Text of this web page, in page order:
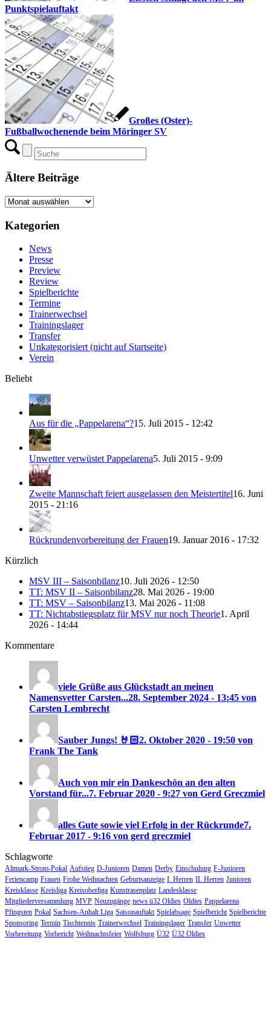
Punktspielauftakt
Großes (Oster)-
Fußballwochenende beim Möringer SV
Ältere Beiträge
Ältere
Kategorien
News
Presse
Preview
Review
Spielberichte
Termine
Trainerwechsel
Trainingslager
Transfer
Unkategorisiert (nicht auf Startseite)
Verein
Beliebt
Aus für die „Pappelarena“?15. Juli 2015 - 12:42
Unwetter verwüstet Pappelarena5. Juli 2015 - 9:09
Zweite Mannschaft feiert ausgelassen den Meistertitel16. Juni
2015 - 21:16
Rückrundenvorbereitung der Frauen19. Januar 2016 - 17:32
Kürzlich
MSV III – Saisonbilanz10. Juli 2026 - 12:50
TT: MSV II – Saisonbilanz28. Mai 2026 - 19:00
TT: MSV – Saisonbilanz13. Mai 2026 - 11:08
TT: Nichtabstiegsplatz für MSV nur noch Theorie1. April
2026 - 14:44
Kommentare
viele Grüße aus Glückstadt an meinen
Namensvetter Carsten...28. September 2024 - 13:45 von
Carsten Lembrecht
Sauber Jungs! 🤘🏻2. Oktober 2020 - 19:50 von
Frank The Tank
Auch von mir ein Dankeschön an den alten
Vorstand für...7. Februar 2020 - 9:27 von Gerd Greczmiel
alles Gute sowie viel Erfolg in der Rückrunde7.
Februar 2017 - 9:16 von gerd greczmiel
Schlagworte
Altmark-Strom-Pokal Aufstieg D-Junioren Damen Derby Einschulung F-Junioren
Feriencamp Frauen Frohe Weihnachten Geburtsanzeige I. Herren II. Herren Junioren
Kreisklasse Kreisliga Kreisoberliga Kunstrasenplatz Landesklasse
Mitgliederversammlung MVP Neuzugänge news ü32 Oldies Oldies Pappelarena
Pfingsten Pokal Sachsen-Anhalt Liga Saisonauftakt Spielabsage Spielbericht Spielberichte
Sponsoring Termin Tischtennis Trainerwechsel Trainingslager Transfer Unwetter
Vorbereitung Vorbericht Weihnachtsfeier Wolfsburg Ü32 Ü32 Oldies